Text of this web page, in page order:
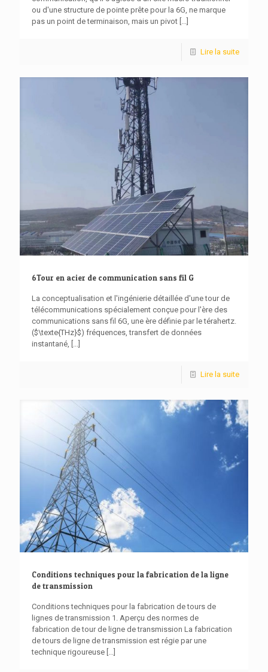
ou d'une structure de pointe prête pour la 6G, ne marque
pas un point de terminaison, mais un pivot [...]
Lire la suite
6Tour en acier de communication sans fil G
La conceptualisation et l'ingénierie détaillée d'une tour de
télécommunications spécialement conçue pour l'ère des
communications sans fil 6G, une ère définie par le térahertz.
($\texte{THz}$) fréquences, transfert de données
instantané, [...]
Lire la suite
Conditions techniques pour la fabrication de la ligne
de transmission
Conditions techniques pour la fabrication de tours de
lignes de transmission 1. Aperçu des normes de
fabrication de tour de ligne de transmission La fabrication
de tours de ligne de transmission est régie par une
technique rigoureuse [...]